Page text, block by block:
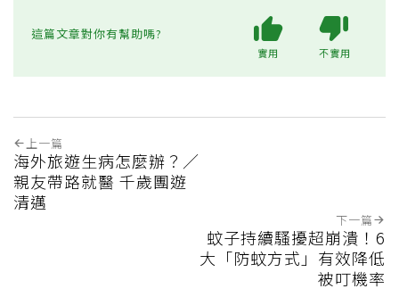
這篇文章對你有幫助嗎?
實用 不實用
上一篇
海外旅遊生病怎麼辦？／
親友帶路就醫 千歲團遊
清邁
下一篇
蚊子持續騷擾超崩潰！6
大「防蚊方式」有效降低
被叮機率